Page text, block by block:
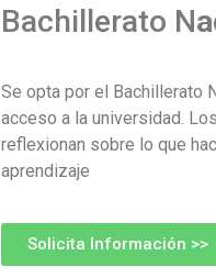
Bachillerato N
Se opta por el Bachillerato
acceso a la universidad.
reflexionan sobre lo que
aprendizaje
Solicita Información >>